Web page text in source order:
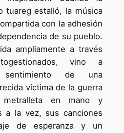
tuareg estalló, la música
con la adhesión
de su pueblo.
ampliamente a través
vino a
sentimiento de una
víctima de la guerra
en mano y
a la vez, sus canciones
de esperanza y un